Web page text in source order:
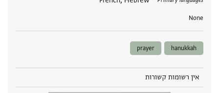
None
hanukkah
prayer
אין רשומות קשורות